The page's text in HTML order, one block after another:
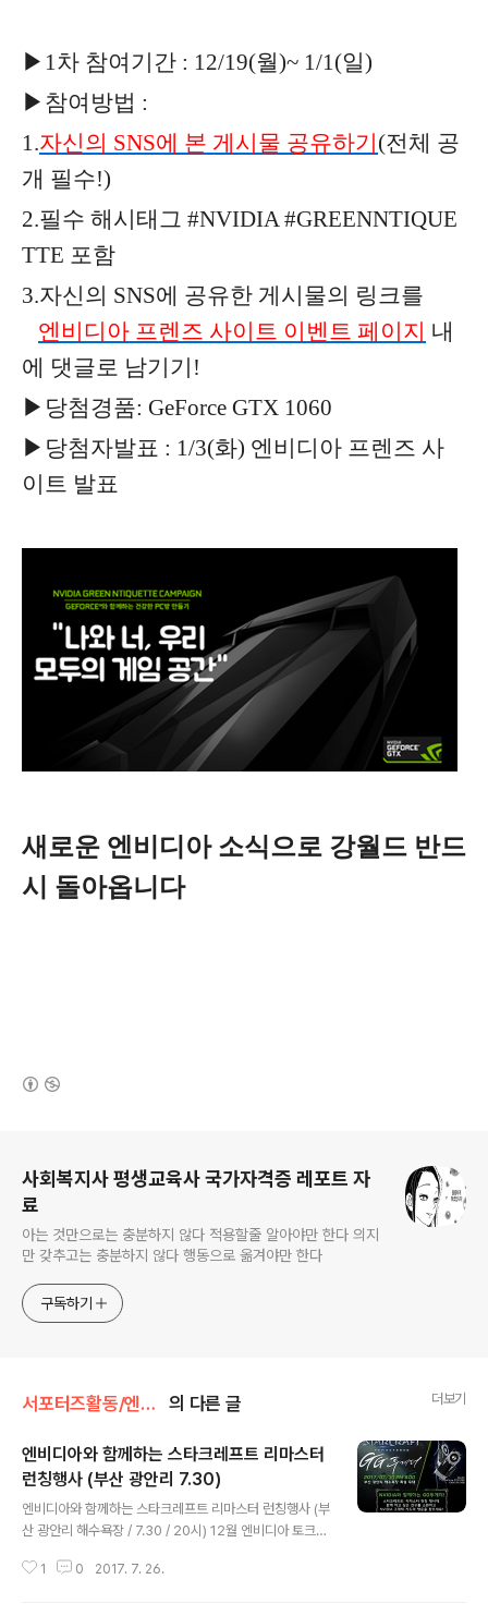
▶1차 참여기간 : 12/19(월)~ 1/1(일)
▶참여방법 :
1.자신의 SNS에 본 게시물 공유하기(전체 공
개 필수!)
2.필수 해시태그 #NVIDIA #GREENNTIQUE
TTE 포함
3.자신의 SNS에 공유한 게시물의 링크를
엔비디아 프렌즈 사이트 이벤트 페이지 내
에 댓글로 남기기!
▶당첨경품: GeForce GTX 1060
▶당첨자발표 : 1/3(화) 엔비디아 프렌즈 사
이트 발표
새로운 엔비디아 소식으로 강월드 반드
시 돌아옵니다
사회복지사 평생교육사 국가자격증 레포트 자
료
아는 것만으로는 충분하지 않다 적용할줄 알아야만 한다 의지
만 갖추고는 충분하지 않다 행동으로 옮겨야만 한다
구독하기
서포터즈활동/엔비디아활동 의 다른 글 더보기
엔비디아와 함께하는 스타크레프트 리마스터
런칭행사 (부산 광안리 7.30)
엔비디아와 함께하는 스타크레프트 리마스터 런칭행사 (부
산 광안리 해수욕장 / 7.30 / 20시) 12월 엔비디아 토크2
한 PC방 문화 만들기 GeForce GTX 1060 이벤트 (~1/
1 0 2017. 7. 26.